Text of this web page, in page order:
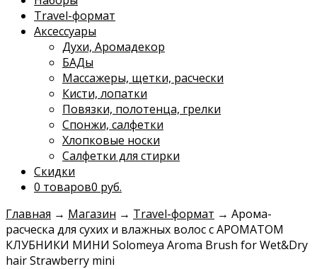
Travel-формат
Аксессуары
Духи, Аромадекор
БАДы
Массажеры, щетки, расчески
Кисти, лопатки
Повязки, полотенца, грелки
Спонжи, салфетки
Хлопковые носки
Салфетки для стирки
Скидки
0 товаров0 руб.
Главная → Магазин → Travel-формат → Арома-
расческа для сухих и влажных волос с АРОМАТОМ
КЛУБНИКИ МИНИ Solomeya Aroma Brush for Wet&Dry
hair Strawberry mini